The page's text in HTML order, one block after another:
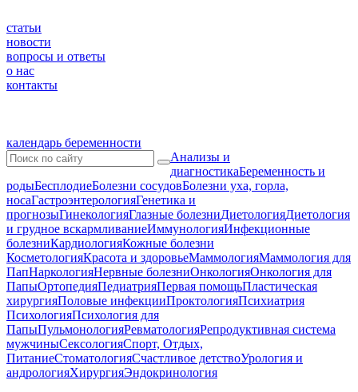
статьи
новости
вопросы и ответы
о нас
контакты
календарь беременности
Анализы и
диагностикаБеременность и
родыБесплодиеБолезни сосудовБолезни уха, горла,
носаГастроэнтерологияГенетика и
прогнозыГинекологияГлазные болезниДиетологияДиетология
и грудное вскармливаниеИммунологияИнфекционные
болезниКардиологияКожные болезни
КосметологияКрасота и здоровьеМаммологияМаммология для
ПапНаркологияНервные болезниОнкологияОнкология для
ПапыОртопедияПедиатрияПервая помощьПластическая
хирургияПоловые инфекцииПроктологияПсихиатрия
ПсихологияПсихология для
ПапыПульмонологияРевматологияРепродуктивная система
мужчиныСексологияСпорт, Отдых,
ПитаниеСтоматологияСчастливое детствоУрология и
андрологияХирургияЭндокринология